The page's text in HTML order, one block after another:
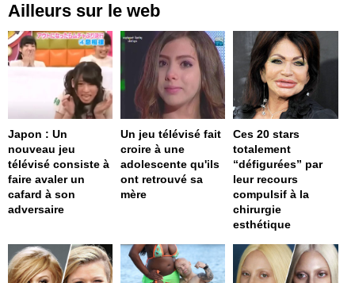
Ailleurs sur le web
Japon : Un
nouveau jeu
télévisé consiste à
faire avaler un
cafard à son
adversaire
Un jeu télévisé fait
croire à une
adolescente qu'ils
ont retrouvé sa
mère
Ces 20 stars
totalement
“défigurées” par
leur recours
compulsif à la
chirurgie
esthétique